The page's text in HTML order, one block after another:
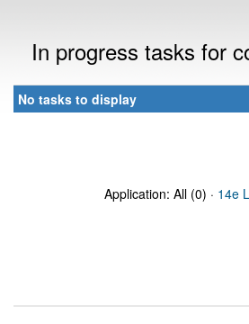
In progress tasks for
No tasks to display
Application: All (0) · 14e